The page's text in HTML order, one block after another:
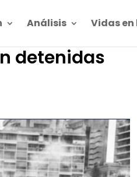
Análisis Vidas
detenidas